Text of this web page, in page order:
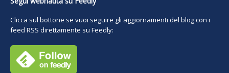
Clicca sul bottone se vuoi seguire gli aggiornamenti del blog con i
feed RSS direttamente su Feedly: